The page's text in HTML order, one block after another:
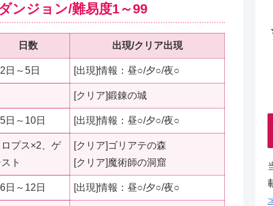
ンジョン/難易度1～99
日数 出現/クリア出現
日～5日 [出現]情報：昼○/夕○/夜○
[クリア]鍛錬の城
日～10日 [出現]情報：昼○/夕○/夜○
プス×2、ゲ
ト
[クリア]ゴリアテの森
[クリア]魔術師の洞窟
日～12日 [出現]情報：昼○/夕○/夜○